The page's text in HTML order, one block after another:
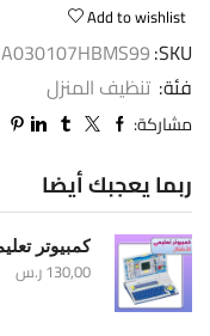
Add to wishlist
SKU:
فئة: تنظيف المنزل
مشاركة:
ربما يعجبك أيضا
كمبيوتر
130,00ر.س